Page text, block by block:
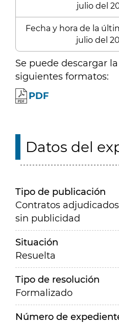
julio del
Fecha y hora de la
julio del
Se puede descargar
siguientes formatos:
PDF
Datos del
Tipo de publicación
Contratos
sin publicidad
Situación
Resuelta
Tipo de resolución
Formalizado
Número de